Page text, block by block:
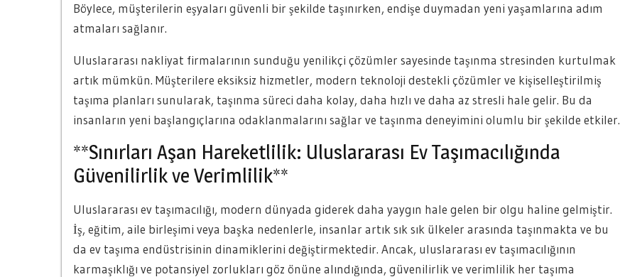
Böylece, müşterilerin eşyaları güvenli bir şekilde taşınırken, endişe duymadan yeni yaşamlarına adım
atmaları sağlanır.
Uluslararası nakliyat firmalarının sunduğu yenilikçi çözümler sayesinde taşınma stresinden kurtulmak
artık mümkün. Müşterilere eksiksiz hizmetler, modern teknoloji destekli çözümler ve kişiselleştirilmiş
taşıma planları sunularak, taşınma süreci daha kolay, daha hızlı ve daha az stresli hale gelir. Bu da
insanların yeni başlangıçlarına odaklanmalarını sağlar ve taşınma deneyimini olumlu bir şekilde etkiler.
**Sınırları Aşan Hareketlilik: Uluslararası Ev Taşımacılığında
Güvenilirlik ve Verimlilik**
Uluslararası ev taşımacılığı, modern dünyada giderek daha yaygın hale gelen bir olgu haline gelmiştir.
İş, eğitim, aile birleşimi veya başka nedenlerle, insanlar artık sık sık ülkeler arasında taşınmakta ve bu
da ev taşıma endüstrisinin dinamiklerini değiştirmektedir. Ancak, uluslararası ev taşımacılığının
karmaşıklığı ve potansiyel zorlukları göz önüne alındığında, güvenilirlik ve verimlilik her taşıma